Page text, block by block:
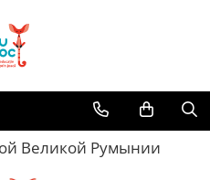
Великой Румынии